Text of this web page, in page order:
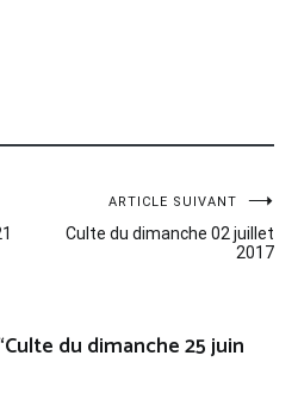
ARTICLE SUIVANT
Culte du dimanche 02 juillet
2017
Culte du dimanche 25 juin